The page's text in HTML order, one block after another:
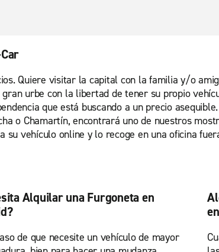
Quiere visitar la capital con la familia y/o
urbe con la libertad de tener su propio
que está buscando a un precio
o Chamartín, encontrará uno de nuestros
vehículo online y lo recoge en una oficina
Alquilar una Furgoneta en
de que necesite un vehículo de mayor